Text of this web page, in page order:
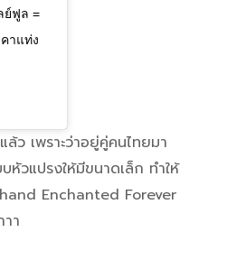
ย์ฟูล =
าแท่ง
ว เพราะว่าอยู่คู่คนไทยมา
วแปรงให้มีขนาดเล็ก ทำให้
Enchanted Forever
า